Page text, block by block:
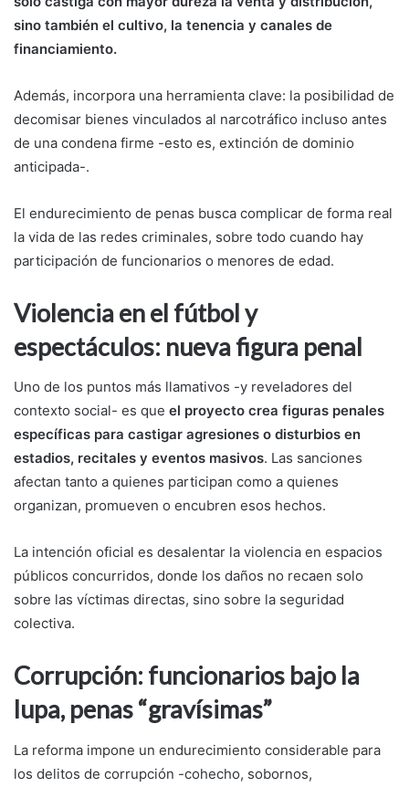
sino también el cultivo, la tenencia y canales de
financiamiento.
Además, incorpora una herramienta clave: la posibilidad de
decomisar bienes vinculados al narcotráfico incluso antes
de una condena firme -esto es, extinción de dominio
anticipada-.
El endurecimiento de penas busca complicar de forma real
la vida de las redes criminales, sobre todo cuando hay
participación de funcionarios o menores de edad.
Violencia en el fútbol y
espectáculos: nueva figura penal
Uno de los puntos más llamativos -y reveladores del
contexto social- es que el proyecto crea figuras penales
específicas para castigar agresiones o disturbios en
estadios, recitales y eventos masivos. Las sanciones
afectan tanto a quienes participan como a quienes
organizan, promueven o encubren esos hechos.
La intención oficial es desalentar la violencia en espacios
públicos concurridos, donde los daños no recaen solo
sobre las víctimas directas, sino sobre la seguridad
colectiva.
Corrupción: funcionarios bajo la
lupa, penas “gravísimas”
La reforma impone un endurecimiento considerable para
los delitos de corrupción -cohecho, sobornos,